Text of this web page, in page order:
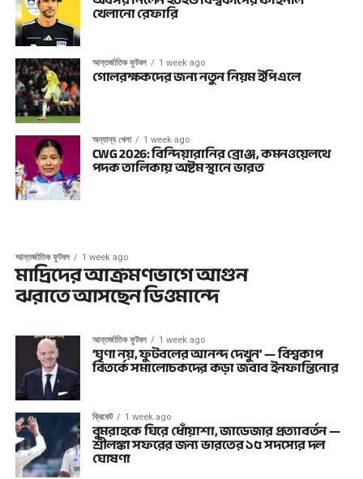
খেলানো রেফারি
আন্তর্জাতিক ফুটবল 1 week ago
গোলরক্ষকদের জন্য নতুন নিয়ম ইপিএলে
অন্যান্য খেলা 1 week ago
CWG 2026: বিন্দিয়ারানির ব্রোঞ্জ, কমনওয়েলথে
পদক তালিকায় অষ্টম স্থানে ভারত
আন্তর্জাতিক ফুটবল 1 week ago
মাদ্রিদের আক্রমণভাগে আগুন
ঝরাতে আসছেন ডিওমান্দে
আন্তর্জাতিক ফুটবল 1 week ago
‘ঘৃণা নয়, ফুটবলের আনন্দ দেখুন’ — বিশ্বকাপ
বিতর্কে সমালোচকদের কড়া জবাব ইনফান্তিনোর
ক্রিকেট 1 week ago
বুমরাহকে ঘিরে ধোঁয়াশা, জাডেজার প্রত্যাবর্তন —
শ্রীলঙ্কা সফরের জন্য ভারতের ১৫ সদস্যের দল
ঘোষণা